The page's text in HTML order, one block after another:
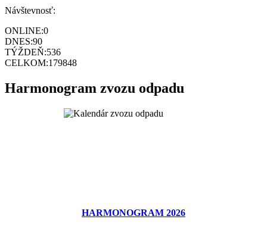
Návštevnosť:
ONLINE:0
DNES:90
TÝŽDEŇ:536
CELKOM:179848
Harmonogram zvozu odpadu
HARMONOGRAM 2026